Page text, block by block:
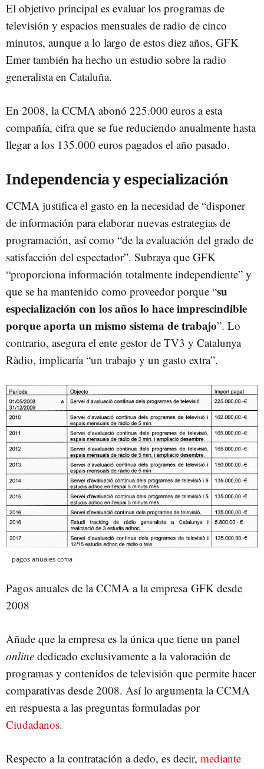
El objetivo principal es evaluar los programas de
televisión y espacios mensuales de radio de cinco
minutos, aunque a lo largo de estos diez años, GFK
Emer también ha hecho un estudio sobre la radio
generalista en Cataluña.
En 2008, la CCMA abonó 225.000 euros a esta
compañía, cifra que se fue reduciendo anualmente hasta
llegar a los 135.000 euros pagados el año pasado.
Independencia y especialización
CCMA justifica el gasto en la necesidad de “disponer
de información para elaborar nuevas estrategias de
programación, así como “de la evaluación del grado de
satisfacción del espectador”. Subraya que GFK
“proporciona información totalmente independiente” y
que se ha mantenido como proveedor porque “su
especialización con los años lo hace imprescindible
porque aporta un mismo sistema de trabajo”. Lo
contrario, asegura el ente gestor de TV3 y Catalunya
Ràdio, implicaría “un trabajo y un gasto extra”.
pagos anuales ccma
Pagos anuales de la CCMA a la empresa GFK desde
2008
Añade que la empresa es la única que tiene un panel
online dedicado exclusivamente a la valoración de
programas y contenidos de televisión que permite hacer
comparativas desde 2008. Así lo argumenta la CCMA
en respuesta a las preguntas formuladas por
Ciudadanos.
Respecto a la contratación a dedo, es decir, mediante